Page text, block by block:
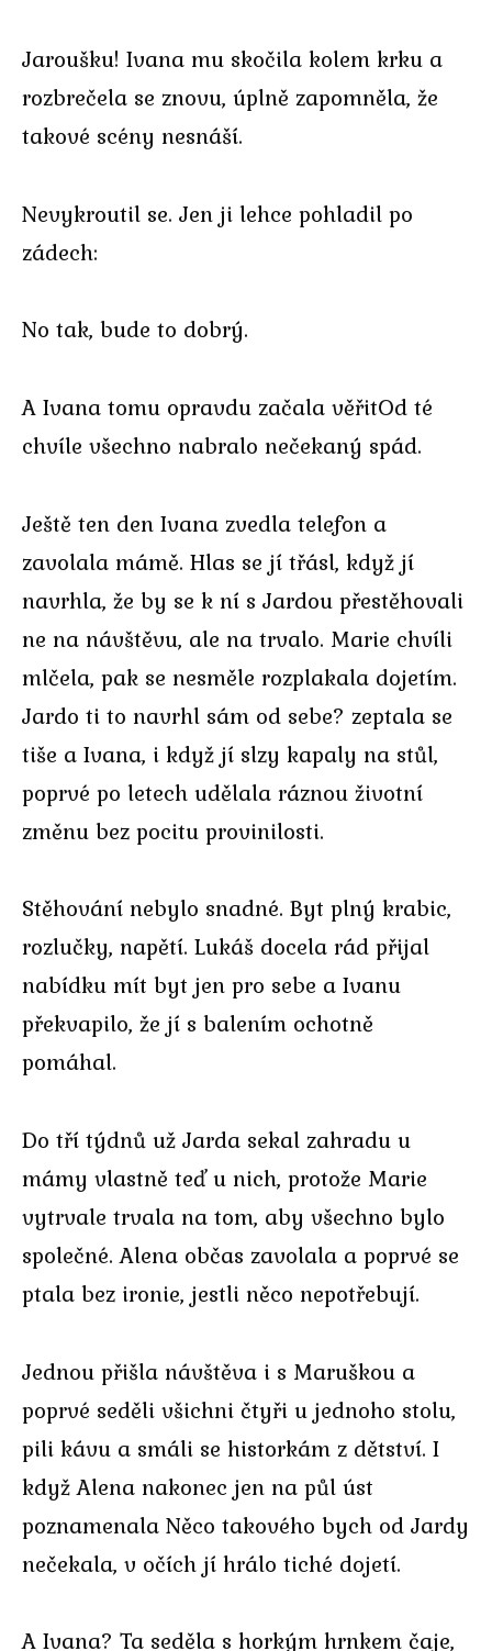
Jaroušku! Ivana mu skočila kolem krku a
rozbrečela se znovu, úplně zapomněla, že
takové scény nesnáší.
Nevykroutil se. Jen ji lehce pohladil po
zádech:
No tak, bude to dobrý.
A Ivana tomu opravdu začala věřitOd té
chvíle všechno nabralo nečekaný spád.
Ještě ten den Ivana zvedla telefon a
zavolala mámě. Hlas se jí třásl, když jí
navrhla, že by se k ní s Jardou přestěhovali
ne na návštěvu, ale na trvalo. Marie chvíli
mlčela, pak se nesměle rozplakala dojetím.
Jardo ti to navrhl sám od sebe? zeptala se
tiše a Ivana, i když jí slzy kapaly na stůl,
poprvé po letech udělala ráznou životní
změnu bez pocitu provinilosti.
Stěhování nebylo snadné. Byt plný krabic,
rozlučky, napětí. Lukáš docela rád přijal
nabídku mít byt jen pro sebe a Ivanu
překvapilo, že jí s balením ochotně
pomáhal.
Do tří týdnů už Jarda sekal zahradu u
mámy vlastně teď u nich, protože Marie
vytrvale trvala na tom, aby všechno bylo
společné. Alena občas zavolala a poprvé se
ptala bez ironie, jestli něco nepotřebují.
Jednou přišla návštěva i s Maruškou a
poprvé seděli všichni čtyři u jednoho stolu,
pili kávu a smáli se historkám z dětství. I
když Alena nakonec jen na půl úst
poznamenala Něco takového bych od Jardy
nečekala, v očích jí hrálo tiché dojetí.
A Ivana? Ta seděla s horkým hrnkem čaje,